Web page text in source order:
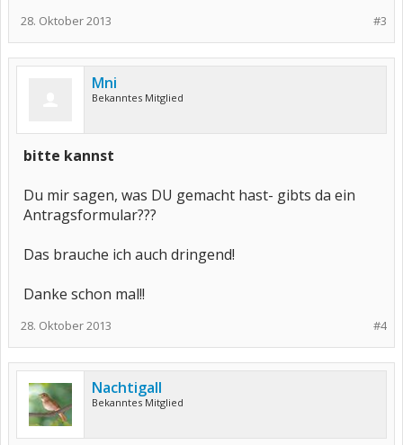
#3
28. Oktober 2013
Mni
Bekanntes Mitglied
bitte kannst
Du mir sagen, was DU gemacht hast- gibts da ein
Antragsformular???
Das brauche ich auch dringend!
Danke schon mal!!
#4
28. Oktober 2013
Nachtigall
Bekanntes Mitglied